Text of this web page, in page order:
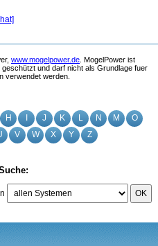
H J K L N M
O
V W X Y Z
OK
www.mogelpower.de . MogelPower ist
und darf nicht als Grundlage fuer
verwendet werden.